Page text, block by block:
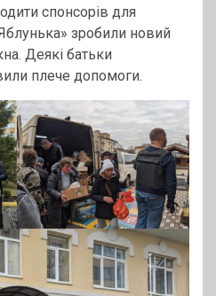
спонсорів для
зробили новий
Деякі батьки
плече допомоги.